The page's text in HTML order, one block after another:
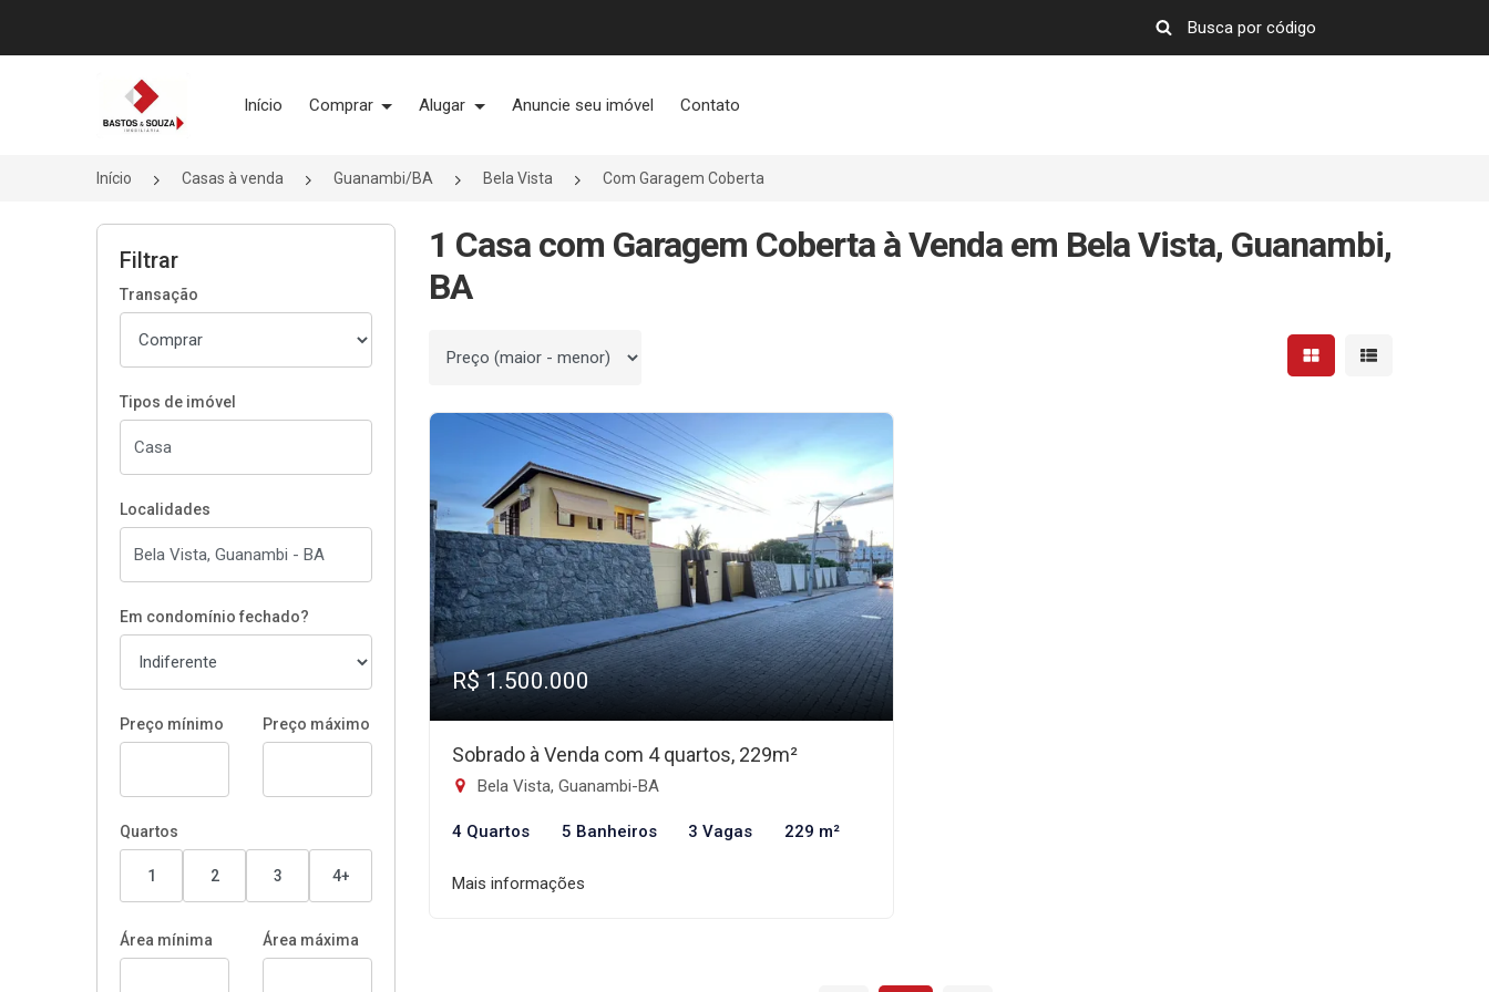
Página inicial
Início Comprar Alugar Anuncie seu imóvel Contato
Início Casas à venda Guanambi/BA Bela Vista Com Garagem Coberta
Filtrar
Transação
Tipos de imóvel
Localidades
Em condomínio fechado?
Preço mínimo Preço máximo
Quartos
1 2 3 4+
Área mínima Área máxima
1 Casa com Garagem Coberta à Venda em Bela Vista, Guanambi,
BA
Ordenar por Mostrar resultados em
Mostrar
R$ 1.500.000
Sobrado à Venda com 4 quartos, 229m²
Bela Vista, Guanambi-BA
4 Quartos 5 Banheiros 3 Vagas 229 m²
Mais informações